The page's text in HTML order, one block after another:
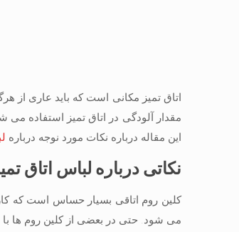
اتاق تمیز مکانی است که باید عاری از
مقدار آلودگی در اتاق تمیز استفاده می
این مقاله درباره نکات مورد نوجه درباره
نکاتی درباره لباس اتاق
کلین روم اتاقی بسیار حساس است که
می شود. حتی در بعضی از کلین روم ها